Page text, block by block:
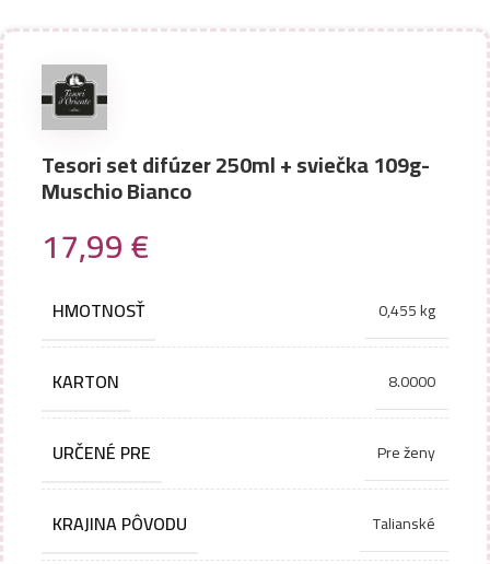
Tesori set difúzer 250ml + sviečka 109g-
Muschio Bianco
17,99€
HMOTNOSŤ 0,455 kg
KARTON 8.0000
URČENÉ PRE Pre ženy
KRAJINA PÔVODU Talianské